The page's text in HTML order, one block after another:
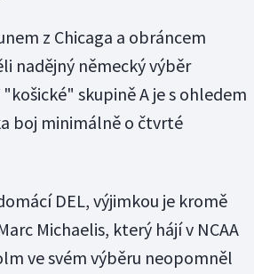
z Chicaga a obráncem
nadějný německý výběr
skupině A je s ohledem
boj minimálně o čtvrté
DEL, výjimkou je kromě
Michaelis, který hájí v NCAA
ve svém výběru neopomněl